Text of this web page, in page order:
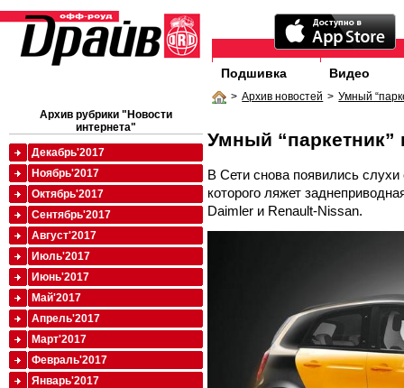
Подшивка Видео
> Архив новостей > Умный
Умный “паркетник”
В Сети снова появились
которого ляжет
Daimler и Renault-Nissan.
Архив рубрики "Новости
интернета"
Декабрь'2017
Ноябрь'2017
Октябрь'2017
Сентябрь'2017
Август'2017
Июль'2017
Июнь'2017
Май'2017
Апрель'2017
Март'2017
Февраль'2017
Январь'2017